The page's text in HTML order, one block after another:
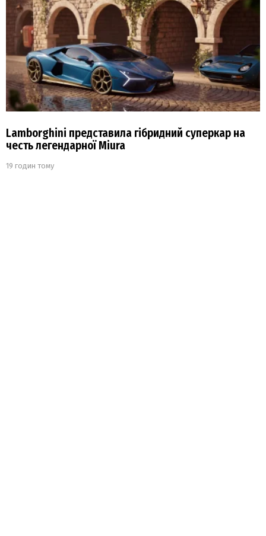
Lamborghini представила гібридний суперкар на
честь легендарної Miura
19 годин тому